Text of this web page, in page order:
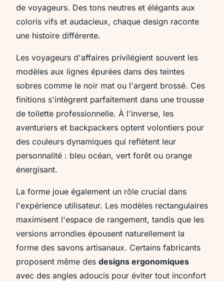
de voyageurs. Des tons neutres et élégants aux
coloris vifs et audacieux, chaque design raconte
une histoire différente.
Les voyageurs d'affaires privilégient souvent les
modèles aux lignes épurées dans des teintes
sobres comme le noir mat ou l'argent brossé. Ces
finitions s'intègrent parfaitement dans une trousse
de toilette professionnelle. À l'inverse, les
aventuriers et backpackers optent volontiers pour
des couleurs dynamiques qui reflètent leur
personnalité : bleu océan, vert forêt ou orange
énergisant.
La forme joue également un rôle crucial dans
l'expérience utilisateur. Les modèles rectangulaires
maximisent l'espace de rangement, tandis que les
versions arrondies épousent naturellement la
forme des savons artisanaux. Certains fabricants
proposent même des designs ergonomiques
avec des angles adoucis pour éviter tout inconfort